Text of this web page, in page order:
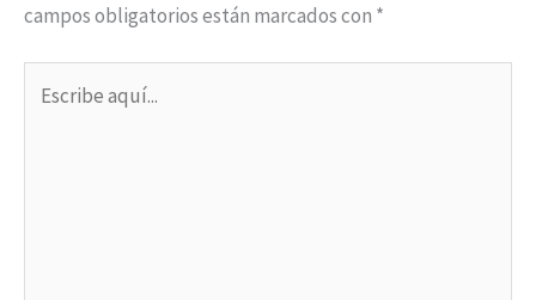
campos obligatorios están marcados con *
aquí...